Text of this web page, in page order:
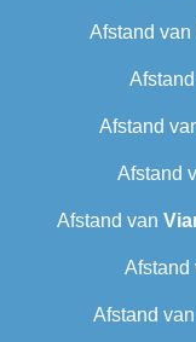
Afstand van
Afstand
Afstand
Afstand van
Afstand
Afstand van